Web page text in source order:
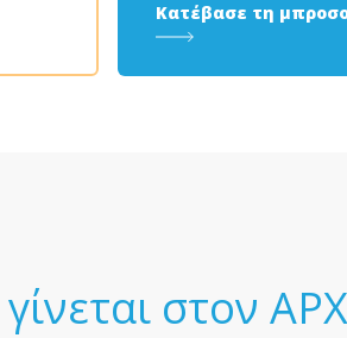
Κατέβασε τη
στον